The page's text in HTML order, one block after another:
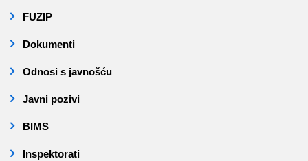
FUZIP
Dokumenti
Odnosi s javnošću
Javni pozivi
BIMS
Inspektorati